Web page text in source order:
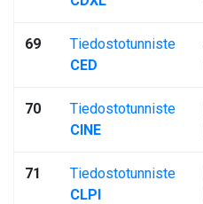
69
Tiedostotunniste
CED
70
Tiedostotunniste
CINE
71
Tiedostotunniste
CLPI